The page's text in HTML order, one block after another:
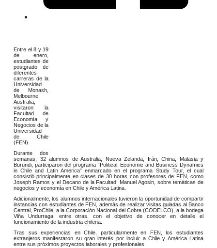
Entre el 8 y 19
de enero,
estudiantes de
postgrado de
diferentes
carreras de la
Universidad
de Monash,
Melbourne
Australia,
visitaron la
Facultad de
Economía y
Negocios de la
Universidad
de Chile
(FEN).
Durante dos
semanas, 32 alumnos de Australia, Nueva Zelanda, Irán, China, Malasia y
Burundi, participaron del programa “Political, Economic and Business Dynamics
in Chile and Latin America” enmarcado en el programa Study Tour, el cual
consistió principalmente en clases de 30 horas con profesores de FEN, como
Joseph Ramos y el Decano de la Facultad, Manuel Agosin, sobre temáticas de
negocios y economía en Chile y América Latina.
Adicionalmente, los alumnos internacionales tuvieron la oportunidad de compartir
instancias con estudiantes de FEN, además de realizar visitas guiadas al Banco
Central, ProChile, a la Corporación Nacional del Cobre (CODELCO), a la bodega
Viña Undurraga, entre otras, con el objetivo de conocer en detalle el
funcionamiento de la industria chilena.
Tras sus experiencias en Chile, particularmente en FEN, los estudiantes
extranjeros manifestaron su gran interés por incluir a Chile y América Latina
entre sus próximos proyectos laborales y profesionales.